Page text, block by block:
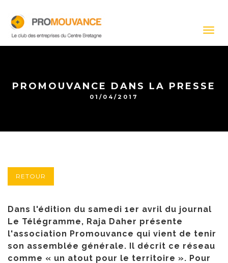
PROMOUVANCE DANS LA PRESSE
01/04/2017
RETOUR
Dans l'édition du samedi 1er avril du journal
Le Télégramme, Raja Daher présente
l'association Promouvance qui vient de tenir
son assemblée générale. Il décrit ce réseau
comme « un atout pour le territoire ». Pour